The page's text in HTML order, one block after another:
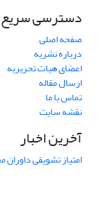
دسترسی سریع
صفحه اصلی
درباره نشریه
اعضای هیات تحریریه
ارسال مقاله
تماس با ما
نقشه سایت
آخرین اخبار
امتیاز تشویقی داوران